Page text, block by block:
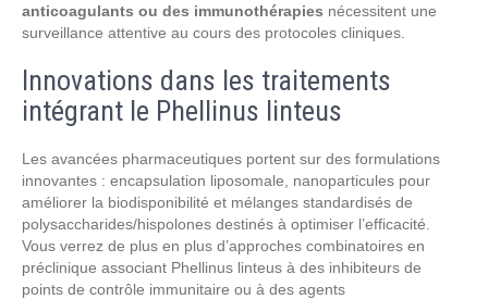
anticoagulants ou des immunothérapies nécessitent une
surveillance attentive au cours des protocoles cliniques.
Innovations dans les traitements
intégrant le Phellinus linteus
Les avancées pharmaceutiques portent sur des formulations
innovantes : encapsulation liposomale, nanoparticules pour
améliorer la biodisponibilité et mélanges standardisés de
polysaccharides/hispolones destinés à optimiser l’efficacité.
Vous verrez de plus en plus d’approches combinatoires en
préclinique associant Phellinus linteus à des inhibiteurs de
points de contrôle immunitaire ou à des agents